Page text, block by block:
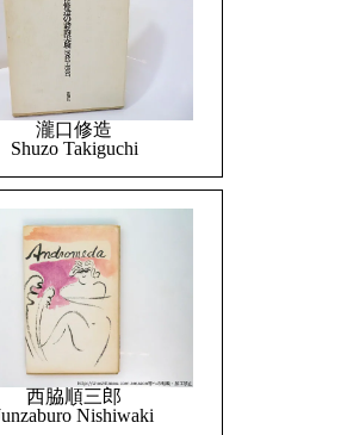
瀧口修造
Shuzo Takiguchi
西脇順三郎
Nishiwaki